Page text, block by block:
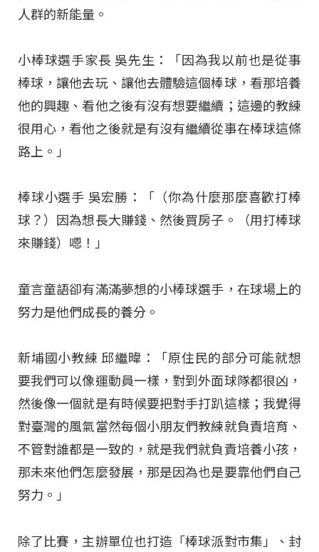
人群的新能量。
小棒球選手家長 吳先生：「因為我以前也是從事
棒球，讓他去玩、讓他去體驗這個棒球，看那培養
他的興趣、看他之後有沒有想要繼續；這邊的教練
很用心，看他之後就是有沒有繼續從事在棒球這條
路上。」
棒球小選手 吳宏勝：「（你為什麼那麼喜歡打棒
球？）因為想長大賺錢、然後買房子。（用打棒球
來賺錢）嗯！」
童言童語卻有滿滿夢想的小棒球選手，在球場上的
努力是他們成長的養分。
新埔國小教練 邱繼暐：「原住民的部分可能就想
要我們可以像運動員一樣，對到外面球隊都很凶，
然後像一個就是有時候要把對手打趴這樣；我覺得
對臺灣的風氣當然每個小朋友們教練就負責培育、
不管對誰都是一致的，就是我們就負責培養小孩，
那未來他們怎麼發展，那是因為也是要靠他們自己
努力。」
除了比賽，主辦單位也打造「棒球派對市集」、封